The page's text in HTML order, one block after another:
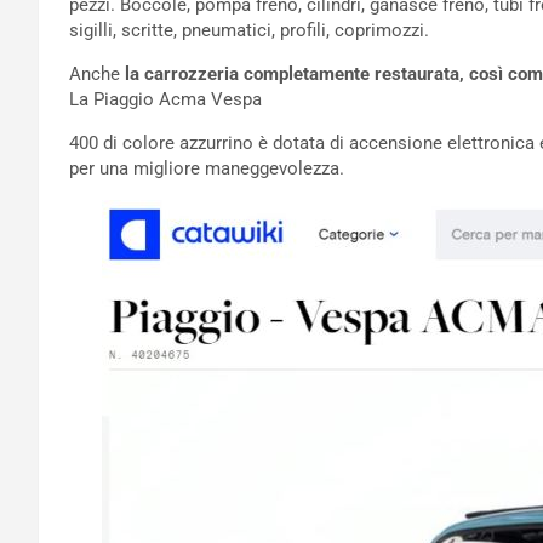
pezzi. Boccole, pompa freno, cilindri, ganasce freno,
sigilli, scritte, pneumatici, profili, coprimozzi.
Anche la carrozzeria completamente restaurata, così
La Piaggio Acma Vespa
400 di colore azzurrino è dotata di accensione
per una migliore maneggevolezza.